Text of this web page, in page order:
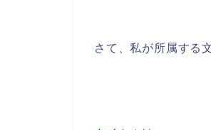
さて、私が所属する